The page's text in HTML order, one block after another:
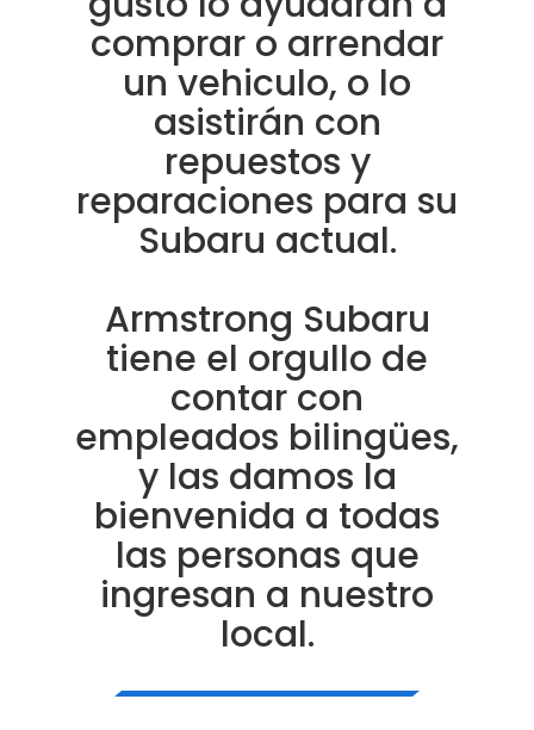
comprar o arrendar
un vehiculo, o lo
asistirán con
repuestos y
reparaciones para su
Subaru actual.
Armstrong Subaru
tiene el orgullo de
contar con
empleados bilingües,
y las damos la
bienvenida a todas
las personas que
ingresan a nuestro
local.